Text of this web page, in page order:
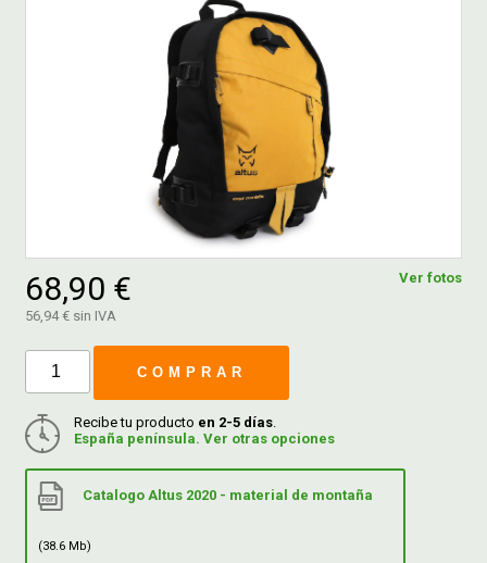
Ver fotos
68,90 €
56,94 € sin IVA
COMPRAR
Recibe tu producto en 2-5 días.
España península. Ver otras opciones
Catalogo Altus 2020 - material de montaña
(38.6 Mb)
NOVEDADES
BLOG
CONTACTAR
FERROVICMAR
DESPIECE
CATÁLOGOS